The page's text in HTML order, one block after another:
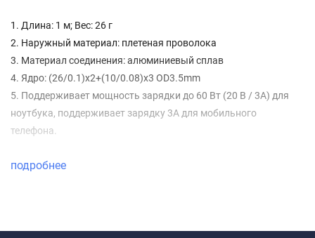
1. Длина: 1 м; Вес: 26 г
2. Наружный материал: плетеная проволока
3. Материал соединения: алюминиевый сплав
4. Ядро: (26/0.1)x2+(10/0.08)x3 OD3.5mm
5. Поддерживает мощность зарядки до 60 Вт (20 В / 3А) для
ноутбука, поддерживает зарядку 3А для мобильного
телефона.
подробнее